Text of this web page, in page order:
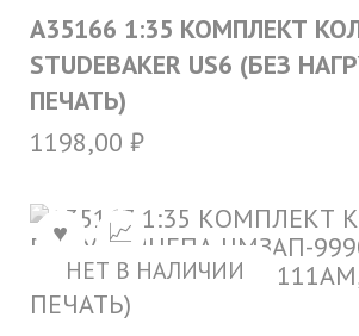
A35166 1:35 КОМПЛЕКТ
STUDEBAKER US6 (БЕЗ
ПЕЧАТЬ)
1198,00 ₽
НЕТ В НАЛИЧИИ